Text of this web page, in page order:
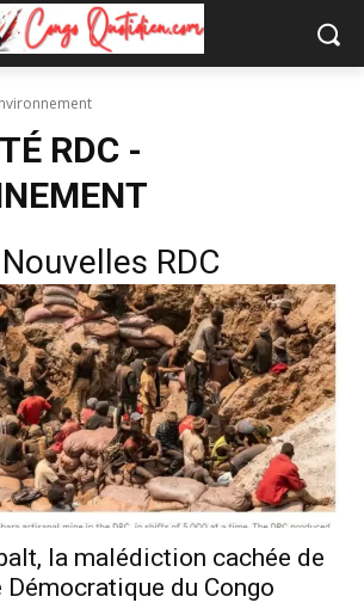
RDC -
RDC
la malédiction cachée de
Démocratique du Congo